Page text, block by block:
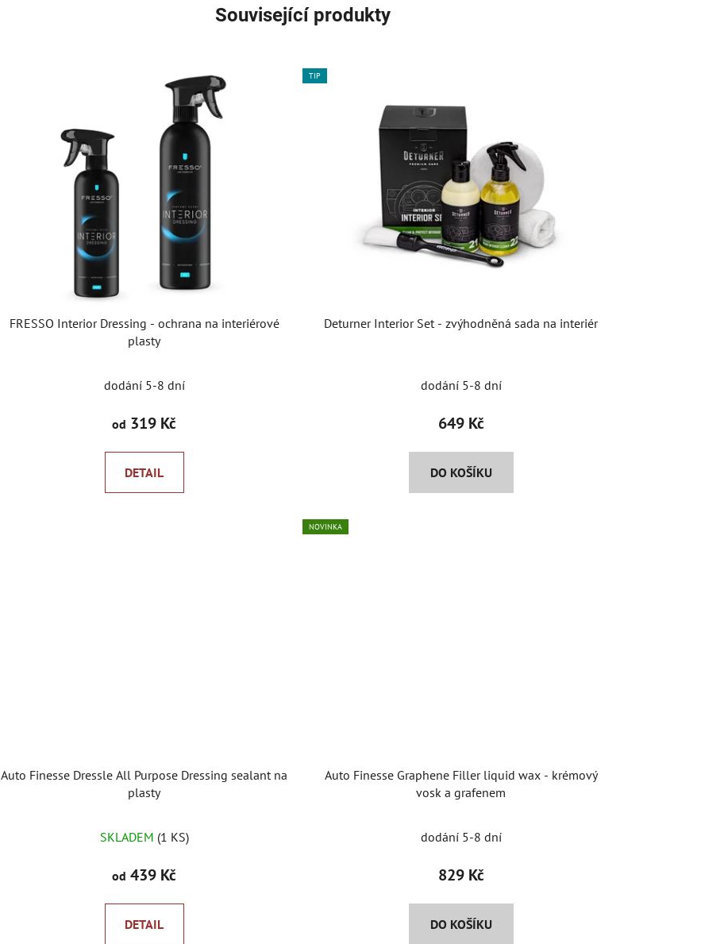
Související produkty
FRESSO Interior Dressing - ochrana na interiérové
plasty
dodání 5-8 dní
od 319 Kč
DETAIL
TIP
Deturner Interior Set - zvýhodněná sada na interiér
dodání 5-8 dní
649 Kč
DO KOŠÍKU
Auto Finesse Dressle All Purpose Dressing sealant na
plasty
SKLADEM (1 KS)
od 439 Kč
DETAIL
NOVINKA
Auto Finesse Graphene Filler liquid wax - krémový
vosk a grafenem
dodání 5-8 dní
829 Kč
DO KOŠÍKU